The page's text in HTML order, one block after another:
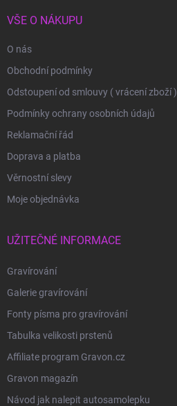
VŠE O NÁKUPU
O nás
Obchodní podmínky
Odstoupení od smlouvy ( vrácení zboží )
Podmínky ochrany osobních údajů
Reklamační řád
Doprava a platba
Věrnostní slevy
Moje objednávka
UŽITEČNÉ INFORMACE
Gravírování
Galerie gravírování
Fonty písma pro gravírování
Tabulka velikosti prstenů
Affiliate program Gravon.cz
Gravon magazín
Návod jak nalepit autosamolepku